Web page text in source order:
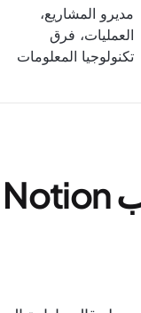
مديرو المشاريع،
العمليات، فرق
تكنولوجيا المعلومات